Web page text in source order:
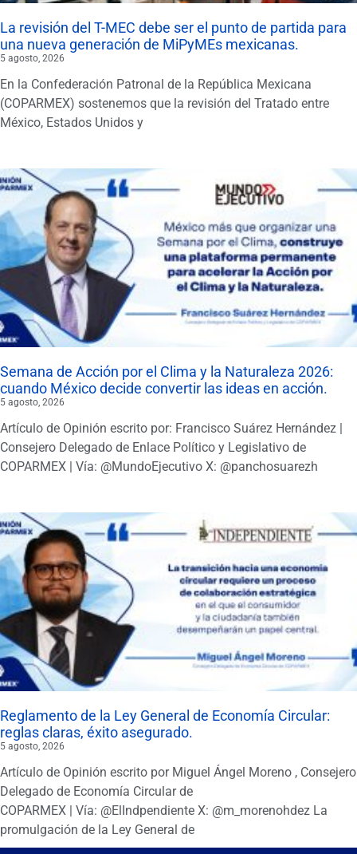
La revisión del T-MEC debe ser el punto de partida para
una nueva generación de MiPyMEs mexicanas.
5 agosto, 2026
En la Confederación Patronal de la República Mexicana
(COPARMEX) sostenemos que la revisión del Tratado entre
México, Estados Unidos y
Semana de Acción por el Clima y la Naturaleza 2026:
cuando México decide convertir las ideas en acción.
5 agosto, 2026
Artículo de Opinión escrito por: Francisco Suárez Hernández |
Consejero Delegado de Enlace Político y Legislativo de
COPARMEX | Vía: @MundoEjecutivo X: @panchosuarezh
Reglamento de la Ley General de Economía Circular:
reglas claras, éxito asegurado.
5 agosto, 2026
Artículo de Opinión escrito por Miguel Ángel Moreno , Consejero
Delegado de Economía Circular de
COPARMEX | Vía: @ElIndpendiente X: @m_morenohdez La
promulgación de la Ley General de